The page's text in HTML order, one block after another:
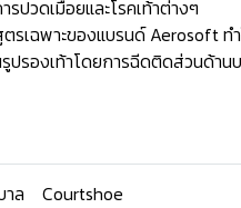
รปวดเมื่อยและโรคเท้าต่างๆ
ฉพาะของแบรนด์ Aerosoft ทำ
ปรองเท้าโดยการฉีดติดส่วนด้าน
าล Courtshoe